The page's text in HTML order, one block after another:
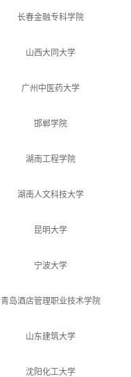
长春金融专科学院
山西大同大学
广州中医药大学
邯郸学院
湖南工程学院
湖南人文科技大学
昆明大学
宁波大学
青岛酒店管理职业技术学院
山东建筑大学
沈阳化工大学